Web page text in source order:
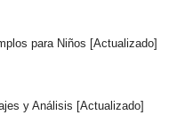
para Niños [Actualizado]
y Análisis [Actualizado]